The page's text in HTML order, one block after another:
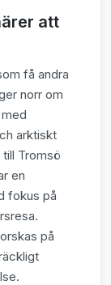
att
få andra
norr om
arktiskt
Tromsö
en
fokus på
på